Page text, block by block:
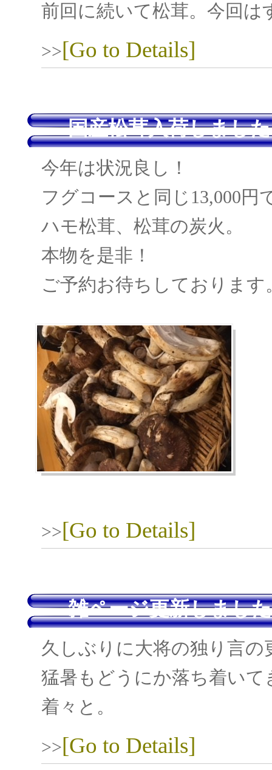
前回に続いて松茸。今回は
>>[Go to Details]
国産松茸入荷しました
今年は状況良し！
フグコースと同じ13,000
ハモ松茸、松茸の炭火。
本物を是非！
ご予約お待ちしております
>>[Go to Details]
雑ページ更新しました
久しぶりに大将の独り言の
猛暑もどうにか落ち着い
着々と。
>>[Go to Details]